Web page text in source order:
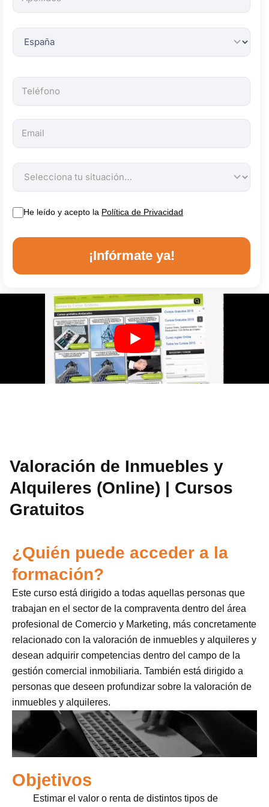
obligatorios.
He leído y acepto la Política de Privacidad
¡Infórmate ya!
Valoración de Inmuebles y
Alquileres (Online) | Cursos
Gratuitos
¿Quién puede acceder a la
formación?
Este curso está dirigido a todas aquellas personas que
trabajan en el sector de la compraventa dentro del área
profesional de Comercio y Marketing, más concretamente
relacionado con la valoración de inmuebles y alquileres y
desean adquirir competencias dentro del campo de la
gestión comercial inmobiliaria. También está dirigido a
personas que deseen profundizar sobre la valoración de
inmuebles y alquileres.
Objetivos
Estimar el valor o renta de distintos tipos de